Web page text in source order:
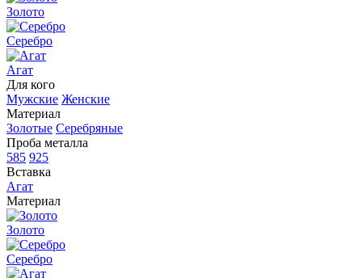
Золото
Серебро
Агат
Для кого
Мужские Женские
Материал
Золотые Серебряные
Проба металла
585 925
Вставка
Агат
Материал
Золото
Серебро